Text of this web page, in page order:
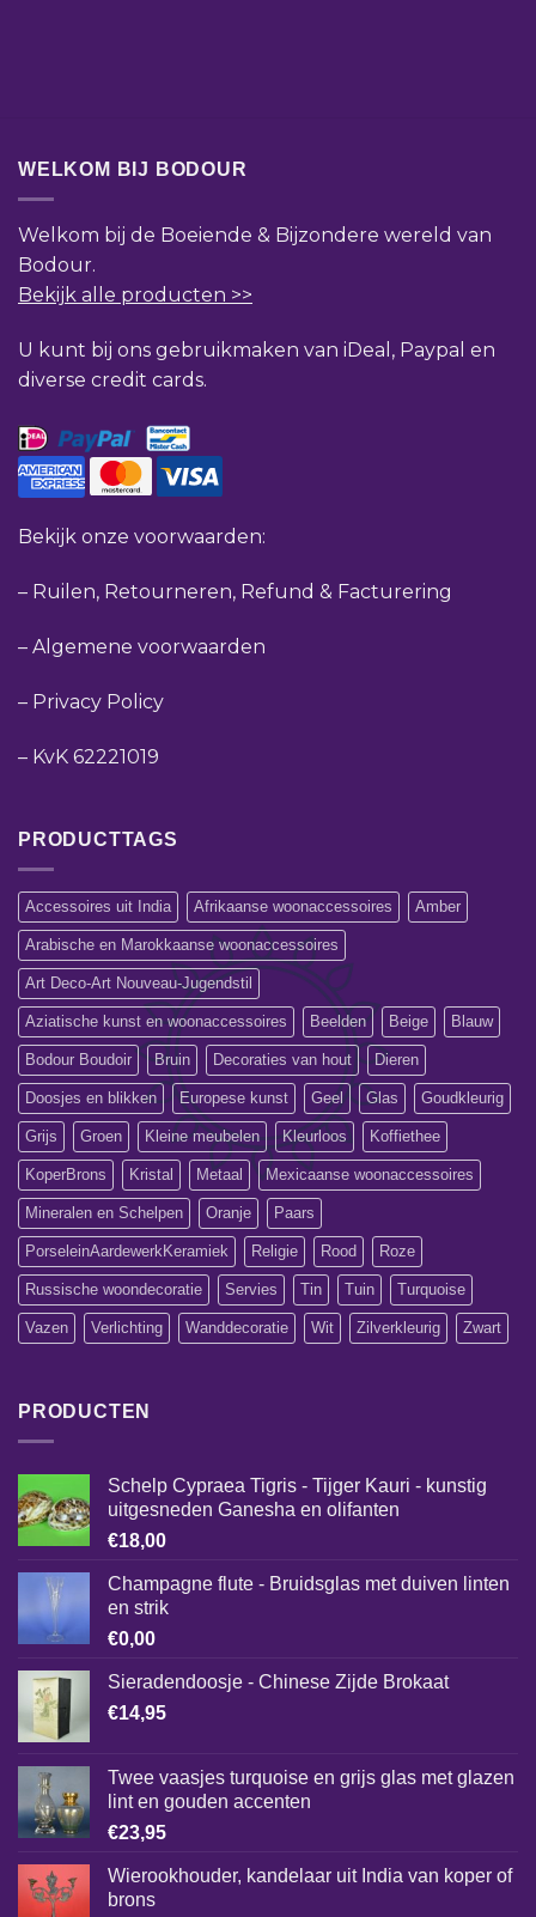
WELKOM BIJ BODOUR
Welkom bij de Boeiende & Bijzondere wereld van
Bodour.
Bekijk alle producten >>
U kunt bij ons gebruikmaken van iDeal, Paypal en
diverse credit cards.
Bekijk onze voorwaarden:
– Ruilen, Retourneren, Refund & Facturering
– Algemene voorwaarden
– Privacy Policy
– KvK 62221019
PRODUCTTAGS
Accessoires uit India Afrikaanse woonaccessoires Amber
Arabische en Marokkaanse woonaccessoires
Art Deco-Art Nouveau-Jugendstil
Aziatische kunst en woonaccessoires Beelden Beige Blauw
Bodour Boudoir Bruin Decoraties van hout Dieren
Doosjes en blikken Europese kunst Geel Glas Goudkleurig
Grijs Groen Kleine meubelen Kleurloos Koffiethee
KoperBrons Kristal Metaal Mexicaanse woonaccessoires
Mineralen en Schelpen Oranje Paars
PorseleinAardewerkKeramiek Religie Rood Roze
Russische woondecoratie Servies Tin Tuin Turquoise
Vazen Verlichting Wanddecoratie Wit Zilverkleurig Zwart
PRODUCTEN
Schelp Cypraea Tigris - Tijger Kauri - kunstig
uitgesneden Ganesha en olifanten
€18,00
Champagne flute - Bruidsglas met duiven linten
en strik
€0,00
Sieradendoosje - Chinese Zijde Brokaat
€14,95
Twee vaasjes turquoise en grijs glas met glazen
lint en gouden accenten
€23,95
Wierookhouder, kandelaar uit India van koper of
brons